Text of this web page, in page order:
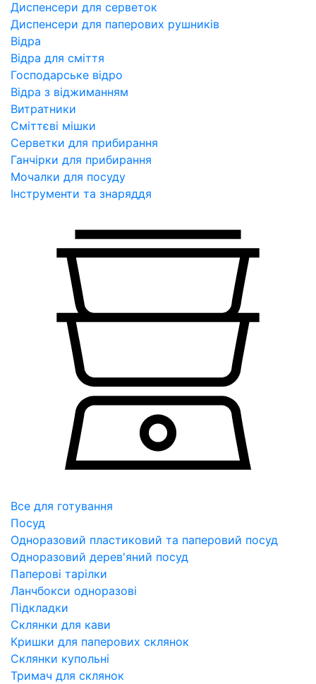
Диспенсери для серветок
Диспенсери для паперових рушників
Відра
Відра для сміття
Господарське відро
Відра з віджиманням
Витратники
Сміттєві мішки
Серветки для прибирання
Ганчірки для прибирання
Мочалки для посуду
Інструменти та знаряддя
Все для готування
Посуд
Одноразовий пластиковий та паперовий посуд
Одноразовий дерев'яний посуд
Паперові тарілки
Ланчбокси одноразові
Підкладки
Склянки для кави
Кришки для паперових склянок
Склянки купольні
Тримач для склянок